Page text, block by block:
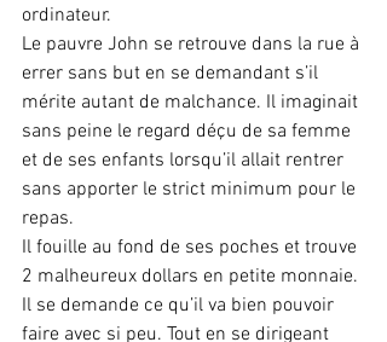
ordinateur.
Le pauvre John se retrouve dans la rue à
errer sans but en se demandant s’il
mérite autant de malchance. Il imaginait
sans peine le regard déçu de sa femme
et de ses enfants lorsqu’il allait rentrer
sans apporter le strict minimum pour le
repas.
Il fouille au fond de ses poches et trouve
2 malheureux dollars en petite monnaie.
Il se demande ce qu’il va bien pouvoir
faire avec si peu. Tout en se dirigeant